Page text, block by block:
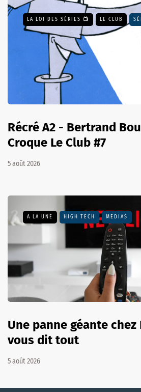
LA LOI DES SÉRIES 📺 LE CLUB
Récré A2 - Bertrand
Croque Le Club #7
5 août 2026
A LA UNE HIGH TECH MÉDIAS
Une panne géante chez
vous dit tout
5 août 2026